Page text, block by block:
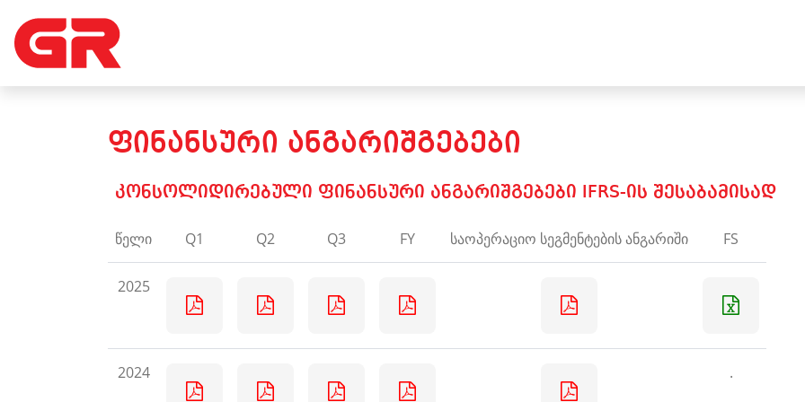
ᲤᲘᲜᲐᲜᲡᲣᲠᲘ ᲐᲜᲒᲐᲠᲘᲨᲒᲔᲑᲔᲑᲘ
კონსოლიდირებული ფინანსური ანგარიშგებები IFRS-ის შესაბამისად
წელი Q1 Q2 Q3 FY საოპერაციო სეგმენტების ანგარიში FS
2025
2024 .